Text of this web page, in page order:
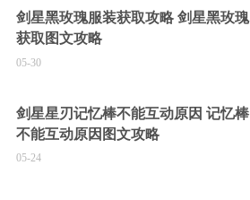
剑星黑玫瑰服装获取攻略 剑星黑玫瑰
获取图文攻略
05-30
剑星星刃记忆棒不能互动原因 记忆棒
不能互动原因图文攻略
05-24